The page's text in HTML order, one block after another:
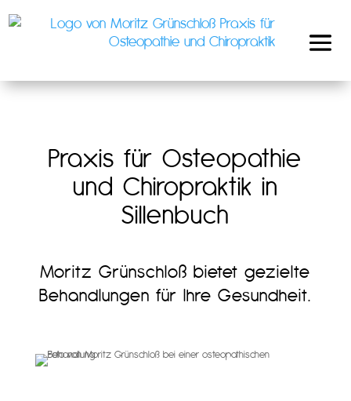
Praxis für Osteopathie
und Chiropraktik in
Sillenbuch
Moritz Grünschloß bietet gezielte
Behandlungen für Ihre Gesundheit.